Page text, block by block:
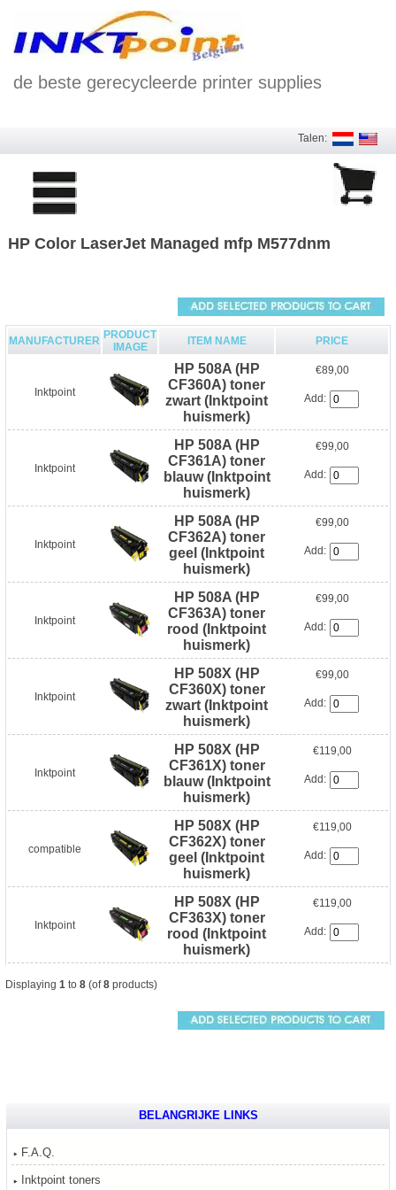
de beste gerecycleerde printer supplies
Talen:
HP Color LaserJet Managed mfp M577dnm
MANUFACTURER PRODUCT
IMAGE
ITEM NAME PRICE
Inktpoint
HP 508A (HP
CF360A) toner
zwart (Inktpoint
huismerk)
€89,00
Add:
Inktpoint
HP 508A (HP
CF361A) toner
blauw (Inktpoint
huismerk)
€99,00
Add:
Inktpoint
HP 508A (HP
CF362A) toner
geel (Inktpoint
huismerk)
€99,00
Add:
Inktpoint
HP 508A (HP
CF363A) toner
rood (Inktpoint
huismerk)
€99,00
Add:
Inktpoint
HP 508X (HP
CF360X) toner
zwart (Inktpoint
huismerk)
€99,00
Add:
Inktpoint
HP 508X (HP
CF361X) toner
blauw (Inktpoint
huismerk)
€119,00
Add:
compatible
HP 508X (HP
CF362X) toner
geel (Inktpoint
huismerk)
€119,00
Add:
Inktpoint
HP 508X (HP
CF363X) toner
rood (Inktpoint
huismerk)
€119,00
Add:
Displaying 1 to 8 (of8 products)
BELANGRIJKE LINKS
F.A.Q.
Inktpoint toners